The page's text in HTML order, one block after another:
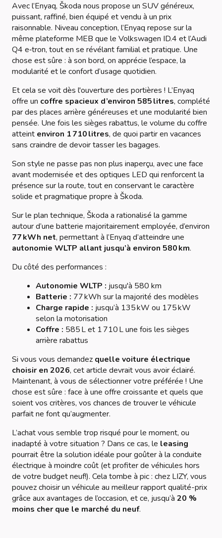
Avec l’Enyaq, Škoda nous propose un SUV généreux,
puissant, raffiné, bien équipé et vendu à un prix
raisonnable. Niveau conception, l’Enyaq repose sur la
même plateforme MEB que le Volkswagen ID.4 et l’Audi
Q4 e‑tron, tout en se révélant familial et pratique. Une
chose est sûre : à son bord, on apprécie l’espace, la
modularité et le confort d’usage quotidien.
Et cela se voit dès l'ouverture des portières ! L’Enyaq
offre un coffre spacieux d’environ 585 litres, complété
par des places arrière généreuses et une modularité bien
pensée. Une fois les sièges rabattus, le volume du coffre
atteint environ 1 710 litres, de quoi partir en vacances
sans craindre de devoir tasser les bagages.
Son style ne passe pas non plus inaperçu, avec une face
avant modernisée et des optiques LED qui renforcent la
présence sur la route, tout en conservant le caractère
solide et pragmatique propre à Škoda.
Sur le plan technique, Škoda a rationalisé la gamme
autour d’une batterie majoritairement employée, d’environ
77 kWh net, permettant à l’Enyaq d’atteindre une
autonomie WLTP allant jusqu’à environ 580 km.
Du côté des performances :
Autonomie WLTP : jusqu'à 580 km
Batterie : 77 kWh sur la majorité des modèles
Charge rapide : jusqu’à 135 kW ou 175 kW
selon la motorisation
Coffre : 585 L et 1 710 L une fois les sièges
arrière rabattus
Si vous vous demandez quelle voiture électrique
choisir en 2026, cet article devrait vous avoir éclairé.
Maintenant, à vous de sélectionner votre préférée ! Une
chose est sûre : face à une offre croissante et quels que
soient vos critères, vos chances de trouver le véhicule
parfait ne font qu’augmenter.
L’achat vous semble trop risqué pour le moment, ou
inadapté à votre situation ? Dans ce cas, le leasing
pourrait être la solution idéale pour goûter à la conduite
électrique à moindre coût (et profiter de véhicules hors
de votre budget neuf!). Cela tombe à pic : chez LIZY, vous
pouvez choisir un véhicule au meilleur rapport qualité-prix
grâce aux avantages de l’occasion, et ce, jusqu’à 20 %
moins cher que le marché du neuf.